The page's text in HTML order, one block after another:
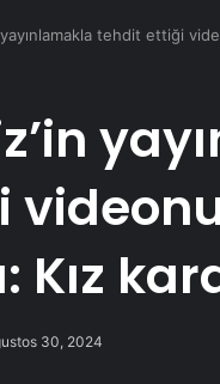
tehdit ettiği
Kız
30, 2024